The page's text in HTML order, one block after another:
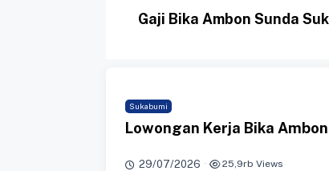
Gaji Bika Ambon Sunda
Sukabumi
Lowongan Kerja Bika
29/07/2026 · 25,9rb Views